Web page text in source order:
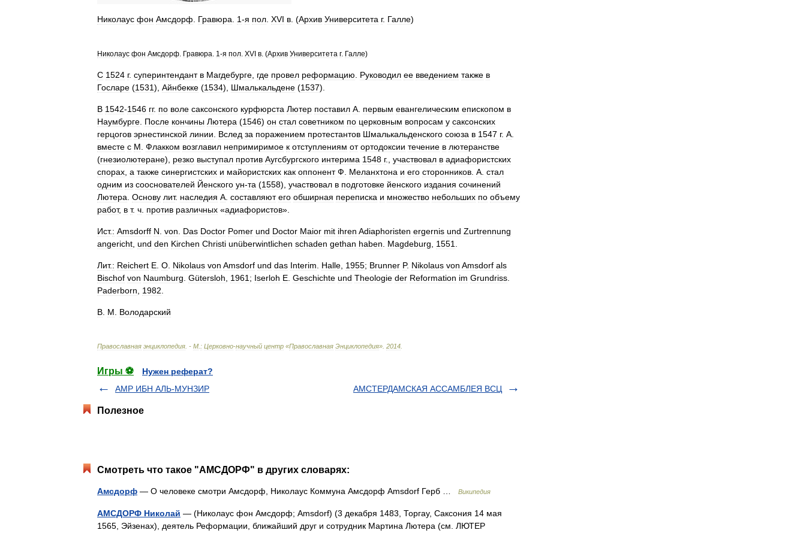
Николаус фон Амсдорф Гравюра 1-я пол XVI в . (Архив Университета г. Галле)
Николаус фон Амсдорф Гравюра 1 -я пол XVI в . (Архив Университета г. Галле)
С 1524 г. суперинтендант в Магдебурге где провел реформацию Руководил ее введением также в
Госларе (1531), Айнбекке (1534), Шмалькальдене (1537).
В 1542-1546 гг. по воле саксонского курфюрста Лютер поставил А первым евангелическим епископом в
Наумбурге После кончины Лютера (1546) он стал советником по церковным вопросам у саксонских
герцогов эрнестинской линии Вслед за поражением протестантов Шмалькальденского союза в 1547 г. А
вместе с М Флакком возглавил непримиримое к отступлениям от ортодоксии течение в лютеранстве
(гнезиолютеране), резко выступал против Аугсбургского интерима 1548 г., участвовал в адиафористских
спорах а также синергистских и майористских как оппонент Ф Меланхтона и его сторонников А стал
одним из сооснователей Йенского ун-та (1558), участвовал в подготовке йенского издания сочинений
Лютера Основу лит. наследия А составляют его обширная переписка и множество небольших по объему
работ, в т. ч против различных «адиафористов».
Ист.: Amsdorff N von Das Doctor Pomer und Doctor Maior mit ihren Adiaphoristen ergernis und Zurtrennung
angericht und den Kirchen Christi unüberwintlichen schaden gethan haben Magdeburg 1551
Лит.: Reichert E O Nikolaus von Amsdorf und das Interim Halle 1955; Brunner P. Nikolaus von Amsdorf als
Bischof von Naumburg Gütersloh 1961 ; Iserloh E Geschichte und Theologie der Reformation im Grundriss
Paderborn
1982
В М Володарский
Православная энциклопедия . - М : Церковно-научный центр «Православная Энциклопедия» 2014
Игры ⚽
Нужен реферат?
АМР ИБН АЛЬ-МУНЗИР
АМСТЕРДАМСКАЯ АССАМБЛЕЯ ВСЦ
Полезное
Смотреть что такое "АМСДОРФ" в других словарях:
Амсдорф — О человеке смотри Амсдорф, Николаус Коммуна Амсдорф Amsdorf Герб … Википедия
АМСДОРФ Николай — (Николаус фон Амсдорф; Amsdorf) (3 декабря 1483, Торгау, Саксония 14 мая
1565, Эйзенах), деятель Реформации, ближайший друг и сотрудник Мартина Лютера (см. ЛЮТЕР